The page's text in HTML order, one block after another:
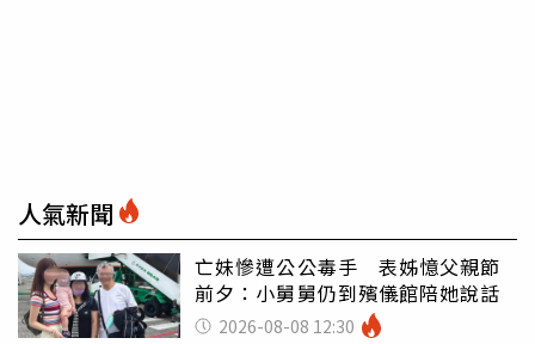
人氣新聞
亡妹慘遭公公毒手 表姊憶父親節
前夕：小舅舅仍到殯儀館陪她說話
2026-08-08 12:30